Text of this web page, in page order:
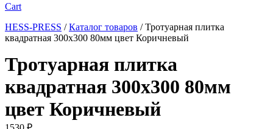
Cart
HESS-PRESS /Каталог товаров /Тротуарная плитка
квадратная 300х300 80мм цвет Коричневый
Тротуарная плитка
квадратная 300х300 80мм
цвет Коричневый